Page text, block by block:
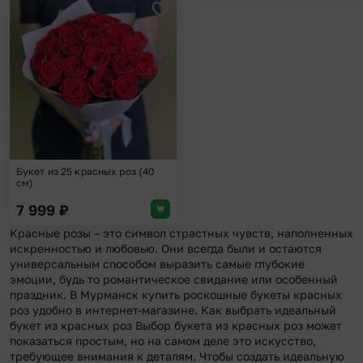
Букет из 25 красных роз (40
см)
7 999 ₽
Красные розы – это символ страстных чувств, наполненных
искренностью и любовью. Они всегда были и остаются
универсальным способом выразить самые глубокие
эмоции, будь то романтическое свидание или особенный
праздник. В Мурманск купить роскошные букеты красных
роз удобно в интернет-магазине. Как выбрать идеальный
букет из красных роз Выбор букета из красных роз может
показаться простым, но на самом деле это искусство,
требующее внимания к деталям. Чтобы создать идеальную